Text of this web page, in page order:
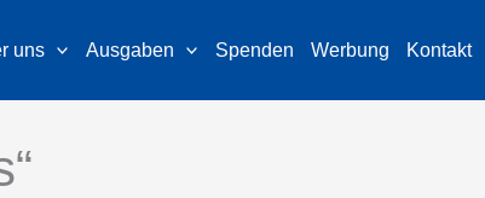
uns Ausgaben Spenden Werbung Kontakt